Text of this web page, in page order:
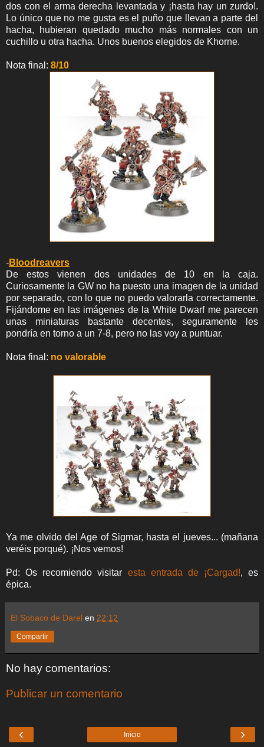
dos con el arma derecha levantada y ¡hasta hay un zurdo!.
Lo único que no me gusta es el puño que llevan a parte del
hacha, hubieran quedado mucho más normales con un
cuchillo u otra hacha. Unos buenos elegidos de Khorne.
Nota final: 8/10
-Bloodreavers
De estos vienen dos unidades de 10 en la caja.
Curiosamente la GW no ha puesto una imagen de la unidad
por separado, con lo que no puedo valorarla correctamente.
Fijándome en las imágenes de la White Dwarf me parecen
unas miniaturas bastante decentes, seguramente les
pondría en torno a un 7-8, pero no las voy a puntuar.
Nota final: no valorable
Ya me olvido del Age of Sigmar, hasta el jueves... (mañana
veréis porqué). ¡Nos vemos!
Pd: Os recomiendo visitar esta entrada de ¡Cargad!, es
épica.
El Sobaco de Darel en 22:12
Compartir
No hay comentarios:
Publicar un comentario
‹ ›
Inicio